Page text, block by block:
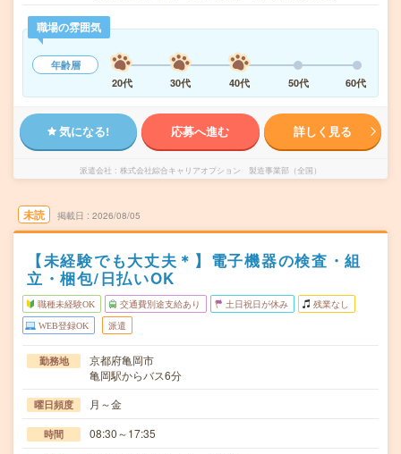
職場の雰囲気
年齢層
20代
30代 40代 50代 60代
気になる! 応募へ進む 詳しく見る
派遣会社 株式会社綜合キャリアオプション 製造事業部（全国）
未読 掲載日 2026/08/05
【未経験でも大丈夫＊】電子機器の検査・組
立・梱包/日払いOK
職種未経験OK 交通費別途支給あり 土日祝日が休み 残業なし
WEB登録OK 派遣
勤務地
京都府亀岡市
亀岡駅からバス6分
曜日頻度 月～金
時間 08:30～17:35